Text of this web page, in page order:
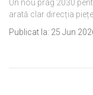
Un nou prag 2030
arată clar direcția
Publicat la: 25 Jun